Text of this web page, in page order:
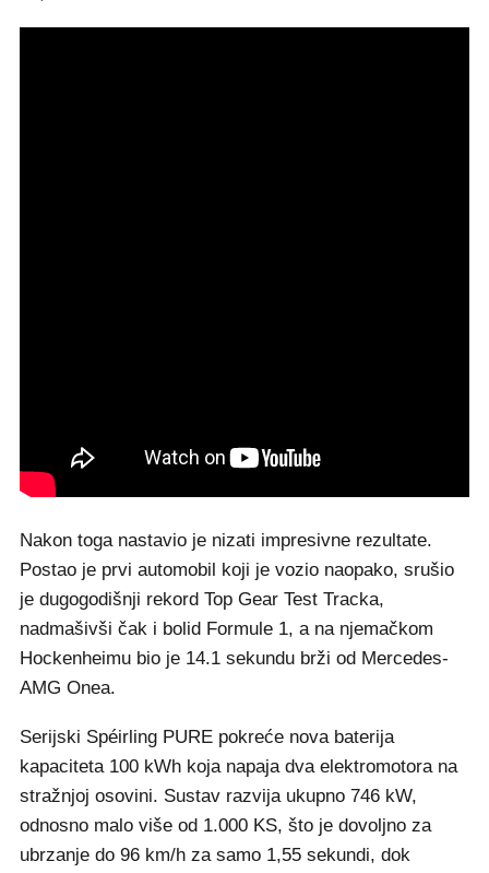
Nakon toga nastavio je nizati impresivne rezultate.
Postao je prvi automobil koji je vozio naopako, srušio
je dugogodišnji rekord Top Gear Test Tracka,
nadmašivši čak i bolid Formule 1, a na njemačkom
Hockenheimu bio je 14.1 sekundu brži od Mercedes-
AMG Onea.
Serijski Spéirling PURE pokreće nova baterija
kapaciteta 100 kWh koja napaja dva elektromotora na
stražnjoj osovini. Sustav razvija ukupno 746 kW,
odnosno malo više od 1.000 KS, što je dovoljno za
ubrzanje do 96 km/h za samo 1,55 sekundi, dok